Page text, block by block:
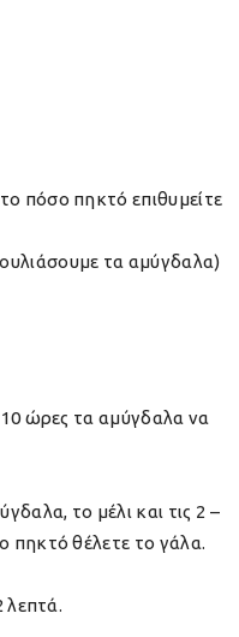
πόσο πηκτό επιθυμείτε
τα αμύγδαλα)
ώρες τα αμύγδαλα να
το μέλι και τις 2 –
πηκτό θέλετε το γάλα.
λεπτά.